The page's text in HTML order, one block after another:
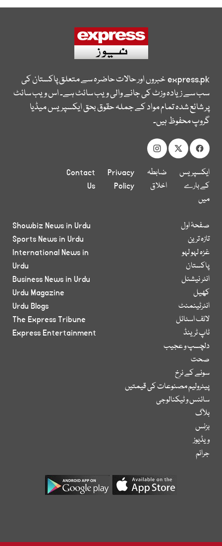
express.pkخبروں اور حالات حاضرہ سے متعلق پاکستان کی
سب سے زیادہ وزٹ کی جانے والی ویب سائٹ ہے۔ اس ویب سائٹ
پر شائع شدہ تمام مواد کے جملہ حقوق بحق ایکسپریس میڈیا
گروپ محفوظ ہیں۔
ایکسپریس
کے بارے
میں
ضابطہ
اخلاق
Privacy
Policy
Contact
Us
صفحۂ اول
تازہ ترین
غزہ لہو لہو
پاکستان
انٹر نیشنل
کھیل
انٹرٹینمنٹ
لائف اسٹائل
ٹاپ ٹرینڈ
دلچسپ و عجیب
صحت
سونے کے نرخ
پیٹرولیم مصنوعات کی قیمتیں
سائنس و ٹیکنالوجی
بلاگ
بزنس
ویڈیوز
جرائم
Showbiz News in Urdu
Sports News in Urdu
International News in
Urdu
Business News in Urdu
Urdu Magazine
Urdu Blogs
The Express Tribune
Express Entertainment